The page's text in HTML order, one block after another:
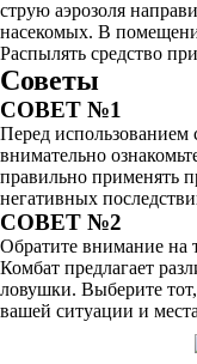
струю аэрозоля
насекомых. В
Распылять средство
Советы
СОВЕТ №1
Перед использованием
внимательно
правильно применять
негативных
СОВЕТ №2
Обратите внимание на
Комбат предлагает
ловушки. Выберите
вашей ситуации и